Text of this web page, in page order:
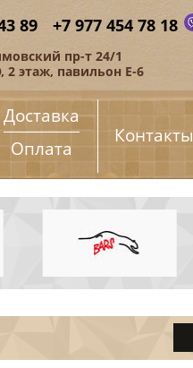
89 +7 977 454 78 18
пр-т 24/1
этаж, павильон Е-6
Доставка
Оплата
Контакты